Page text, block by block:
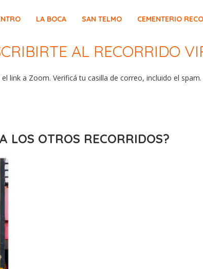
LA BOCA SAN TELMO CEMENTERIO
AL RECORRIDO
link a Zoom. Verificá tu casilla de correo, incluido el spam.
LOS OTROS RECORRIDOS?